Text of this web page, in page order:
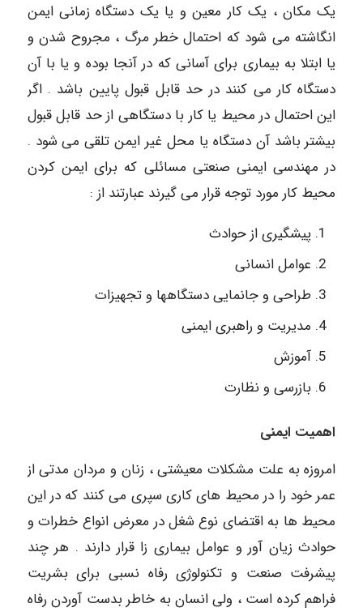
یک مکان ، یک کار معین و یا یک دستگاه زمانی ایمن
انگاشته می شود که احتمال خطر مرگ ، مجروح شدن و
یا ابتلا به بیماری برای آسانی که در آنجا بوده و یا با آن
دستگاه کار می کنند در حد قابل قبول پایین باشد . اگر
این احتمال در محیط یا کار با دستگاهی از حد قابل قبول
بیشتر باشد آن دستگاه یا محل غیر ایمن تلقی می شود .
در مهندسی ایمنی صنعتی مسائلی که برای ایمن کردن
محیط کار مورد توجه قرار می گیرند عبارتند از :
پیشگیری از حوادث
عوامل انسانی
طراحی و جانمایی دستگاهها و تجهیزات
مدیریت و راهبری ایمنی
آموزش
بازرسی و نظارت
اهمیت ایمنی
امروزه به علت مشکلات معیشتی ، زنان و مردان مدتی از
عمر خود را در محیط های کاری سپری می کنند که در این
محیط ها به اقتضای نوع شغل در معرض انواع خطرات و
حوادث زیان آور و عوامل بیماری زا قرار دارند . هر چند
پیشرفت صنعت و تکنولوژی رفاه نسبی برای بشریت
فراهم کرده است ، ولی انسان به خاطر بدست آوردن رفاه